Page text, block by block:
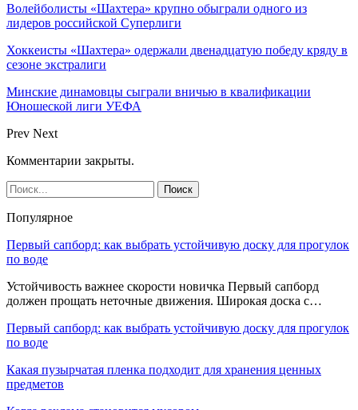
Волейболисты «Шахтера» крупно обыграли одного из
лидеров российской Суперлиги
Хоккеисты «Шахтера» одержали двенадцатую победу кряду в
сезоне экстралиги
Минские динамовцы сыграли вничью в квалификации
Юношеской лиги УЕФА
Prev Next
Комментарии закрыты.
Популярное
Первый сапборд: как выбрать устойчивую доску для прогулок
по воде
Устойчивость важнее скорости новичка Первый сапборд
должен прощать неточные движения. Широкая доска с…
Первый сапборд: как выбрать устойчивую доску для прогулок
по воде
Какая пузырчатая пленка подходит для хранения ценных
предметов